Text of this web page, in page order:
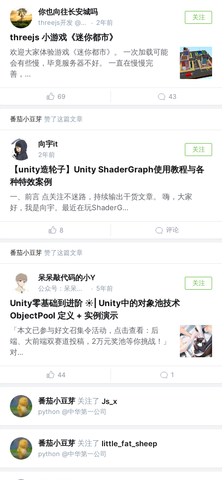
你也向往长安城吗
threejs开发 @bestway · 2年前
关注
threejs 小游戏《迷你都市》
欢迎大家体验游戏《迷你都市》。 一次加载可能
会有些慢，毕竟服务器不好。 一直在慢慢完
善，...
69 43
番茄小豆芽 赞了这篇文章
向宇it
2年前
关注
【unity造轮子】Unity ShaderGraph使用教程与各
种特效案例
一、前言 点关注不迷路，持续输出干货文章。 嗨，大家
好，我是向宇。最近在玩ShaderG...
8 评论
番茄小豆芽 赞了这篇文章
呆呆敲代码的小Y
公众号：呆呆敲代码的小Y · 5年前
关注
Unity零基础到进阶 ☀️| Unity中的对象池技术
ObjectPool 定义 + 实例演示
「本文已参与好文召集令活动，点击查看：后
端、大前端双赛道投稿，2万元奖池等你挑战！」
对...
44 1
番茄小豆芽 关注了 Js_x
python @中华第一公司
番茄小豆芽 关注了 little_fat_sheep
python @中华第一公司